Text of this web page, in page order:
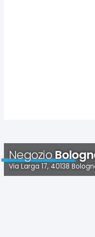
Negozio
Via Larga 17, 40138